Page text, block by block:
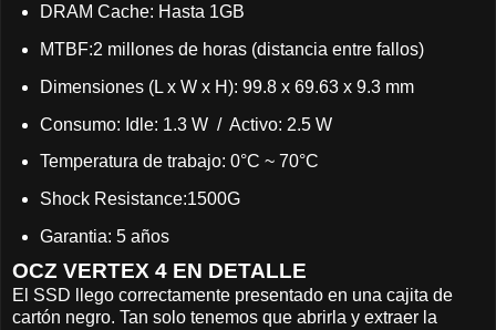
DRAM Cache: Hasta 1GB
MTBF:2 millones de horas (distancia entre fallos)
Dimensiones (L x W x H): 99.8 x 69.63 x 9.3 mm
Consumo: Idle: 1.3 W / Activo: 2.5 W
Temperatura de trabajo: 0°C ~ 70°C
Shock Resistance:1500G
Garantia: 5 años
OCZ VERTEX 4 EN DETALLE
El SSD llego correctamente presentado en una cajita de
cartón negro. Tan solo tenemos que abrirla y extraer la